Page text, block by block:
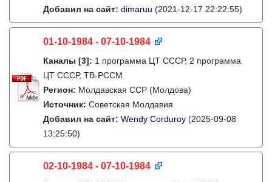
Добавил на сайт: dimaruu (2021-12-17 22:22:55)
01-10-1984 - 07-10-1984
Каналы [3]: 1 программа ЦТ СССР, 2 программа
ЦТ СССР, ТВ-РССМ
Регион: Молдавская ССР (Молдова)
Источник: Советская Молдавия
Добавил на сайт: Wendy Corduroy (2025-09-08
13:25:50)
02-10-1984 - 07-10-1984